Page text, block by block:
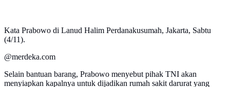
Kata Prabowo di Lanud Halim Perdanakusumah, Jakarta, Sabtu
(4/11).
@merdeka.com
Selain bantuan barang, Prabowo menyebut pihak TNI akan
menyiapkan kapalnya untuk dijadikan rumah sakit darurat yang